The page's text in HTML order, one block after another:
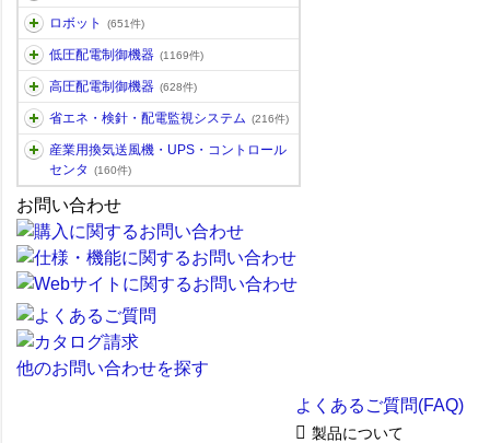
ロボット (651件)
低圧配電制御機器 (1169件)
高圧配電制御機器 (628件)
省エネ・検針・配電監視システム (216件)
産業用換気送風機・UPS・コントロール
センタ
(160件)
お問い合わせ
他のお問い合わせを探す
よくあるご質問(FAQ)
製品について